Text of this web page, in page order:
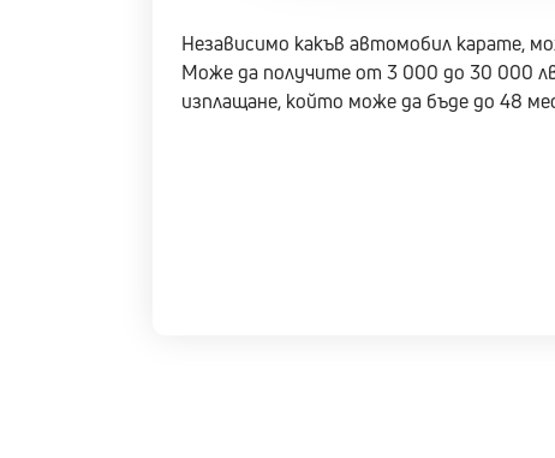
Независимо какъв автомобил карате,
Може да получите от 3 000 до 30 000
изплащане, който може да бъде до 48